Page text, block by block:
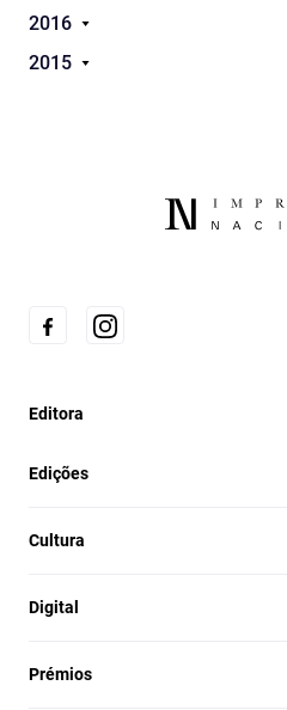
2016
2015
Editora
Edições
Cultura
Digital
Prémios